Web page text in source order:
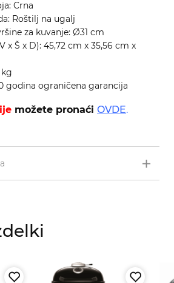
Crna
Roštilj na ugalj
za kuvanje: Ø31 cm
x Š x D): 45,72 cm x 35,56 cm x
kg
godina ograničena garancija
možete pronaći OVDE.